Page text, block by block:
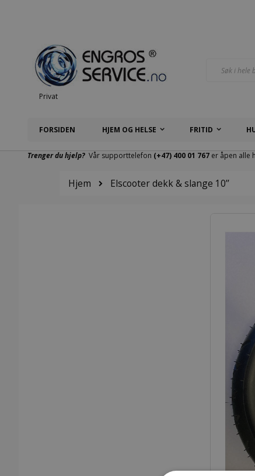
Privat
FORSIDEN HJEM OG HELSE FRITID
Trenger du hjelp? Vår supporttelefon (+47) 400 01 767 er åpen alle
Hjem Elscooter dekk & slange 10’’